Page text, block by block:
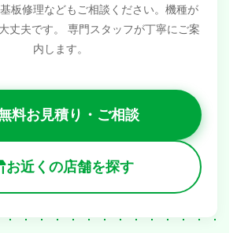
板修理などもご相談ください。機種が
丈夫です。
専門スタッフが丁寧にご案
内します。
料お見積り・ご相談
お近くの店舗を探す